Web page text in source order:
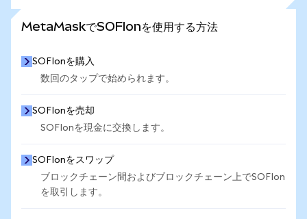
MetaMaskでSOFIonを使用する方法
SOFIonを購入
数回のタップで始められます。
SOFIonを売却
SOFIonを現金に交換します。
SOFIonをスワップ
ブロックチェーン間およびブロックチェーン上でSOFIon
を取引します。